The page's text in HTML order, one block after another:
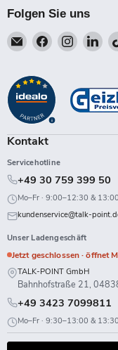
Folgen Sie uns
Email
Talk-
Finden
Sie
auf
Facebook
Finden
Sie
auf
Sie
auf
Kontakt
Servicehotline
+49 30 759 399 50
Mo–Fr · 9:00–12:30 &
kundenservice@talk-
Unser Ladengeschäft
Jetzt geschlossen · öffnet
TALK-POINT GmbH
Bahnhofstraße 21,
+49 3423 7099811
Mo–Fr · 9:30–13:00 &